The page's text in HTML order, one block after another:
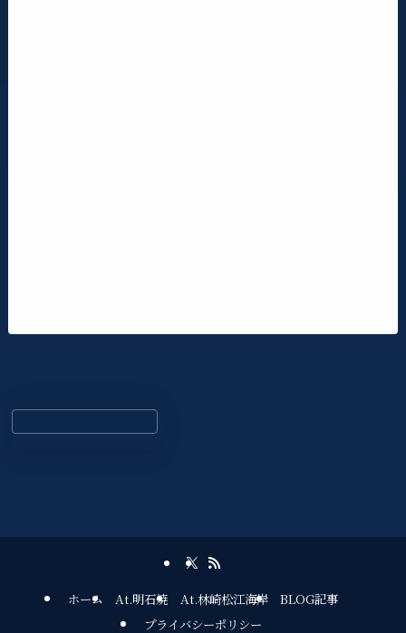
ホーム At.明石焼 At.林崎松江海岸
BLOG記事
プライバシーポリシー